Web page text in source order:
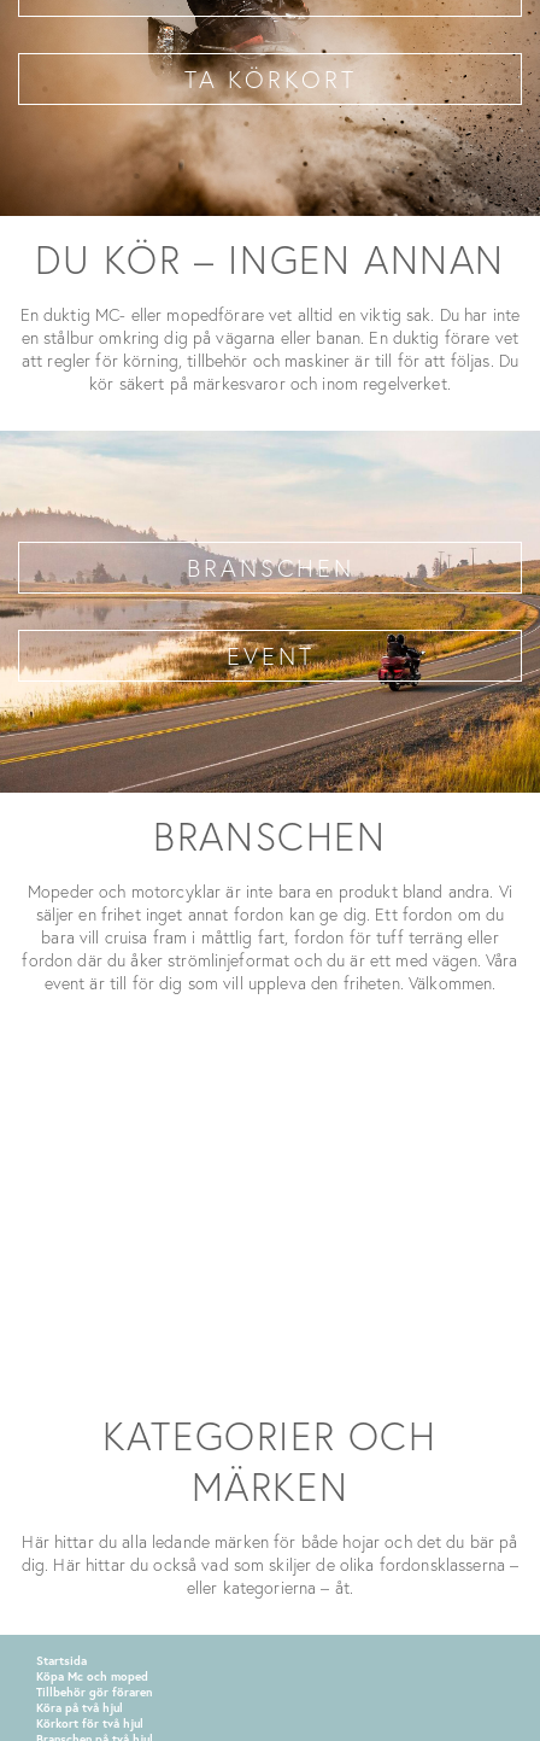
TA KÖRKORT
DU KÖR – INGEN ANNAN
En duktig MC- eller mopedförare vet alltid en viktig sak. Du har inte
en stålbur omkring dig på vägarna eller banan. En duktig förare vet
att regler för körning, tillbehör och maskiner är till för att följas. Du
kör säkert på märkesvaror och inom regelverket.
BRANSCHEN
EVENT
BRANSCHEN
Mopeder och motorcyklar är inte bara en produkt bland andra. Vi
säljer en frihet inget annat fordon kan ge dig. Ett fordon om du
bara vill cruisa fram i måttlig fart, fordon för tuff terräng eller
fordon där du åker strömlinjeformat och du är ett med vägen. Våra
event är till för dig som vill uppleva den friheten. Välkommen.
KATEGORIER OCH
MÄRKEN
Här hittar du alla ledande märken för både hojar och det du bär på
dig. Här hittar du också vad som skiljer de olika fordonsklasserna –
eller kategorierna – åt.
Startsida
Köpa Mc och moped
Tillbehör gör föraren
Köra på två hjul
Körkort för två hjul